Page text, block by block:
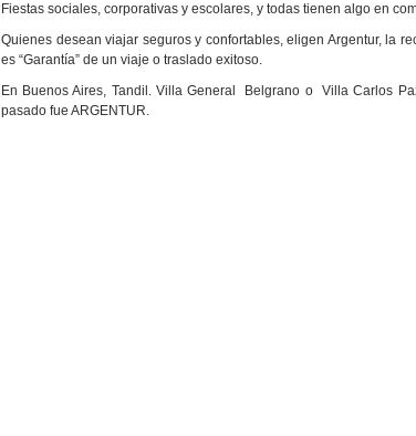
Fiestas sociales, corporativas y escolares, y todas tienen algo en
Quienes desean viajar seguros y confortables, eligen Argentur, la
es “Garantía” de un viaje o traslado exitoso.
En Buenos Aires, Tandil. Villa General Belgrano o Villa Carlos
pasado fue ARGENTUR.